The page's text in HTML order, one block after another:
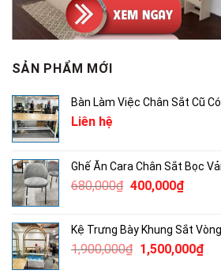
SẢN PHẨM MỚI
Bàn Làm Việc Chân Sắt Cũ
Liên hệ
Ghế Ăn Cara Chân Sắt Bọc
680,000₫ Giá
680,000₫.
400,000₫Giá
là:
Kệ Trưng Bày Khung Sắt
1,900,000₫ Giá
1,500,000₫Giá